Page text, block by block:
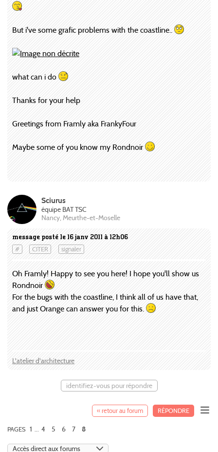
But i've some grafic problems with the coastline..
what can i do
Thanks for your help
Greetings from Framly aka FrankyFour
Maybe some of you know my Rondnoir
message posté le 16 janv 2011 à 12h06
# CITER signaler
Sciurus
équipe BAT TSC
Nancy, Meurthe-et-Moselle
Oh Framly! Happy to see you here! I hope you'll show us
Rondnoir
For the bugs with the coastline, I think all of us have that,
and just Orange can answer you for this.
L'atelier d'architecture
identifiez-vous pour répondre
« retour au forum RÉPONDRE
PAGES 1 ... 4 5 6 7 8